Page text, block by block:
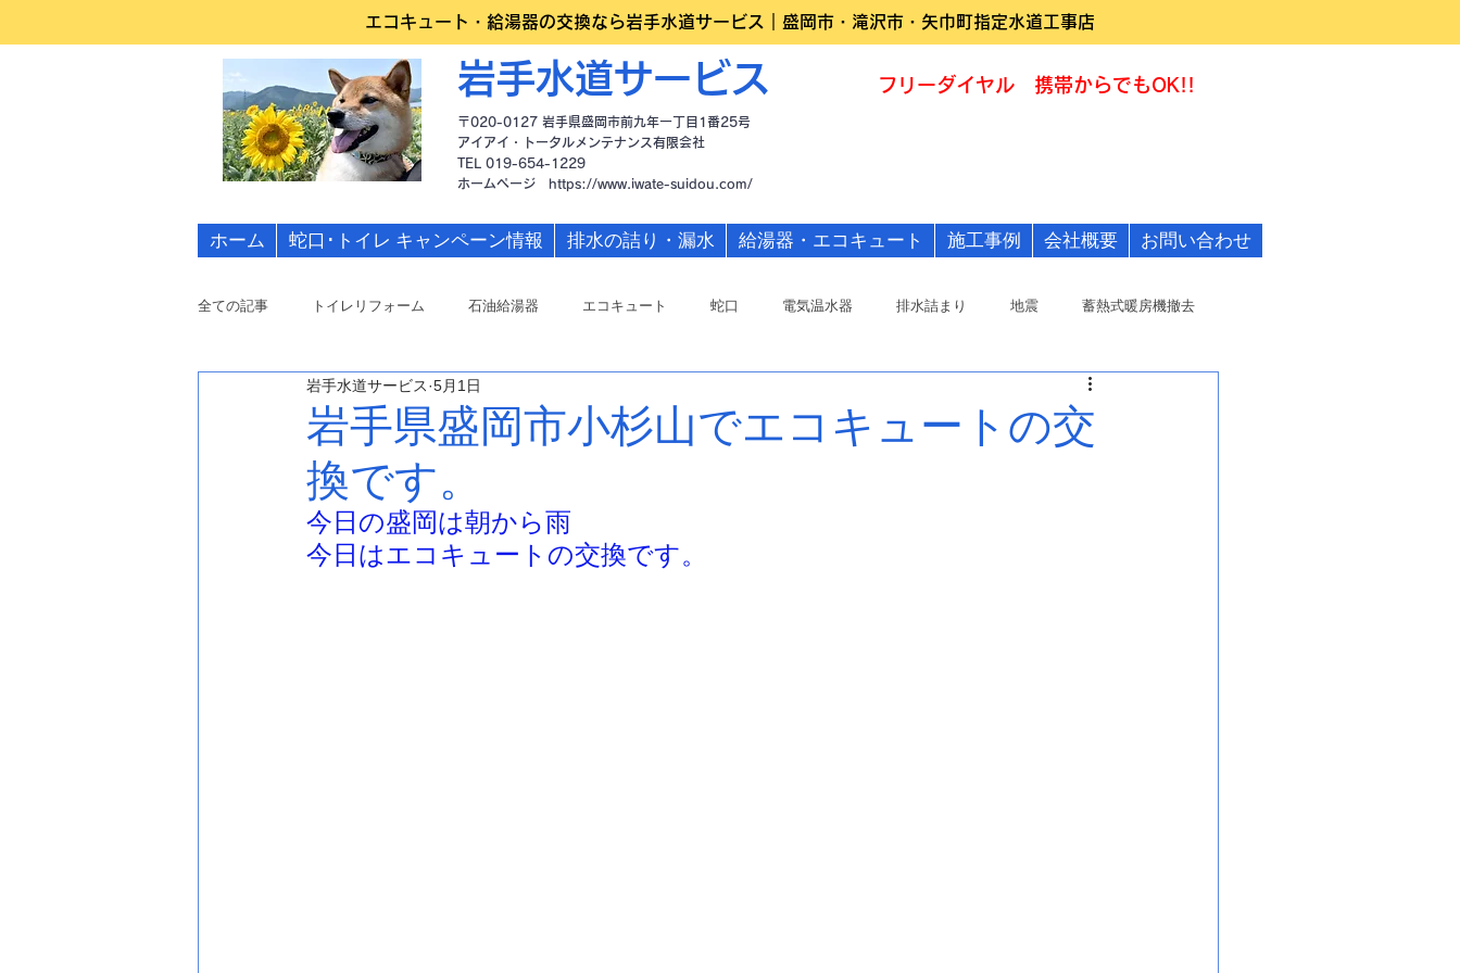
エコキュート・給湯器の交換なら岩手水道サービス｜盛岡市・滝沢市・矢巾町指定水道工事店
岩手水道サービス
〒020-0127 岩手県盛岡市前九年一丁目1番25号
アイアイ・トータルメンテナンス有限会社
TEL 019-654-1229
​ホームページ https://www.iwate-suidou.com/
フリーダイヤル 携帯からでもOK!!
ホーム 蛇口･トイレ キャンペーン情報 排水の詰り・漏水 給湯器・エコキュート 施工事例 会社概要 お問い合わせ
全ての記事 トイレリフォーム 石油給湯器 エコキュート 蛇口 電気温水器 排水詰まり 地震 蓄熱式暖房機撤去
岩手県盛岡市小杉山でエコキュートの交
換です。
岩手水道サービス 5月1日
今日の盛岡は朝から雨
今日はエコキュートの交換です。